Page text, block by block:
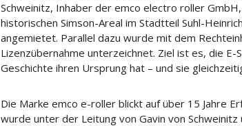
Schweinitz, Inhaber der emco electro roller
historischen Simson-Areal im Stadtteil Suhl-
angemietet. Parallel dazu wurde mit dem
Lizenzübernahme unterzeichnet. Ziel ist es, die
Geschichte ihren Ursprung hat – und sie
Die Marke emco e-roller blickt auf über 15 Jahre
wurde unter der Leitung von Gavin von